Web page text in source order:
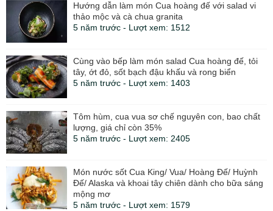
Hướng dẫn làm món Cua hoàng đế với salad vi
thảo mộc và cà chua granita
5 năm trước - Lượt xem: 1512
Cùng vào bếp làm món salad Cua hoàng đế, tỏi
tây, ớt đỏ, sốt bạch đậu khấu và rong biển
5 năm trước - Lượt xem: 1403
Tôm hùm, cua vua sơ chế nguyên con, bao chất
lượng, giá chỉ còn 35%
5 năm trước - Lượt xem: 2405
Món nước sốt Cua King/ Vua/ Hoàng Đế/ Huỳnh
Đế/ Alaska và khoai tây chiên dành cho bữa sáng
mộng mơ
5 năm trước - Lượt xem: 1579